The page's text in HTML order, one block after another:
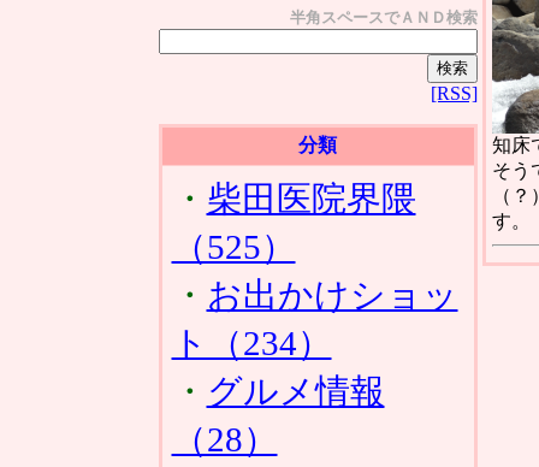
半角スペースでＡＮＤ検索
[RSS]
分類
・ 柴田医院界隈
（525）
・ お出かけショッ
ト（234）
・ グルメ情報
（28）
知床
そう
（
す。